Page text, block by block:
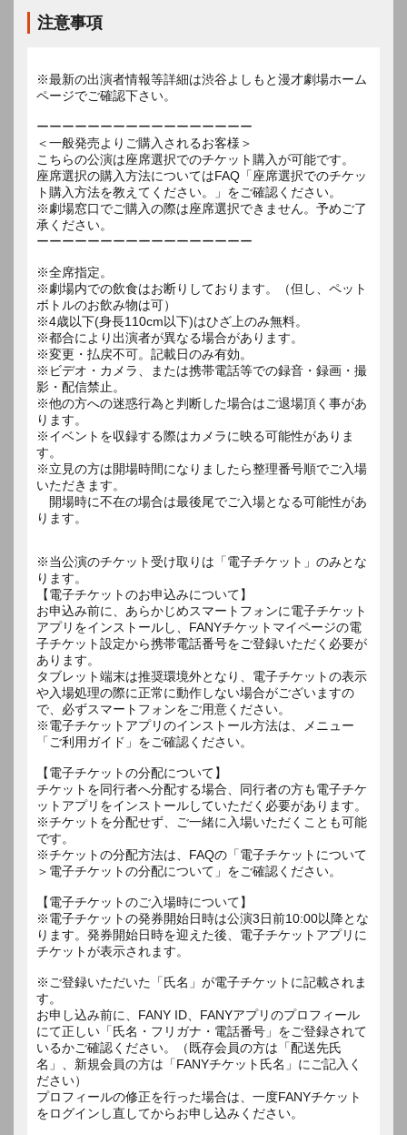
注意事項
※最新の出演者情報等詳細は渋谷よしもと漫才劇場ホーム
ページでご確認下さい。
ーーーーーーーーーーーーーーーーー
＜一般発売よりご購入されるお客様＞
こちらの公演は座席選択でのチケット購入が可能です。
座席選択の購入方法についてはFAQ「座席選択でのチケッ
ト購入方法を教えてください。」をご確認ください。
※劇場窓口でご購入の際は座席選択できません。予めご了
承ください。
ーーーーーーーーーーーーーーーーー
※全席指定。
※劇場内での飲食はお断りしております。（但し、ペット
ボトルのお飲み物は可）
※4歳以下(身長110cm以下)はひざ上のみ無料。
※都合により出演者が異なる場合があります。
※変更・払戻不可。記載日のみ有効。
※ビデオ・カメラ、または携帯電話等での録音・録画・撮
影・配信禁止。
※他の方への迷惑行為と判断した場合はご退場頂く事があ
ります。
※イベントを収録する際はカメラに映る可能性がありま
す。
※立見の方は開場時間になりましたら整理番号順でご入場
いただきます。
開場時に不在の場合は最後尾でご入場となる可能性があ
ります。
※当公演のチケット受け取りは「電子チケット」のみとな
ります。
【電子チケットのお申込みについて】
お申込み前に、あらかじめスマートフォンに電子チケット
アプリをインストールし、FANYチケットマイページの電
子チケット設定から携帯電話番号をご登録いただく必要が
あります。
タブレット端末は推奨環境外となり、電子チケットの表示
や入場処理の際に正常に動作しない場合がございますの
で、必ずスマートフォンをご用意ください。
※電子チケットアプリのインストール方法は、メニュー
「ご利用ガイド」をご確認ください。
【電子チケットの分配について】
チケットを同行者へ分配する場合、同行者の方も電子チケ
ットアプリをインストールしていただく必要があります。
※チケットを分配せず、ご一緒に入場いただくことも可能
です。
※チケットの分配方法は、FAQの「電子チケットについて
＞電子チケットの分配について」をご確認ください。
【電子チケットのご入場時について】
※電子チケットの発券開始日時は公演3日前10:00以降とな
ります。発券開始日時を迎えた後、電子チケットアプリに
チケットが表示されます。
※ご登録いただいた「氏名」が電子チケットに記載されま
す。
お申し込み前に、FANY ID、FANYアプリのプロフィール
にて正しい「氏名・フリガナ・電話番号」をご登録されて
いるかご確認ください。（既存会員の方は「配送先氏
名」、新規会員の方は「FANYチケット氏名」にご記入く
ださい）
プロフィールの修正を行った場合は、一度FANYチケット
をログインし直してからお申し込みください。